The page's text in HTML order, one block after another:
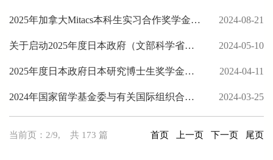
2025年加拿大Mitacs本科生实习合作奖学金遴选通知 2024-08-21
关于启动2025年度日本政府（文部科学省）博士生奖学金遴选工作的通知 2024-05-10
2025年度日本政府日本研究博士生奖学金遴选工作启动 2024-04-11
2024年国家留学基金委与有关国际组织合作项目遴选工作启动 2024-03-25
当前页：2/9, 共 173 篇 首页 上一页 下一页 尾页